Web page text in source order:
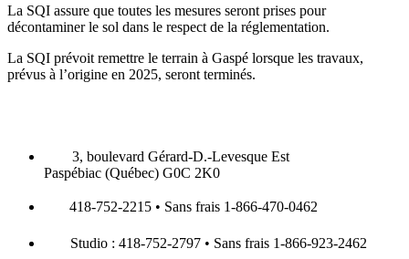
La SQI assure que toutes les mesures seront prises pour
décontaminer le sol dans le respect de la réglementation.
La SQI prévoit remettre le terrain à Gaspé lorsque les travaux,
prévus à l’origine en 2025, seront terminés.
3, boulevard Gérard-D.-Levesque Est
Paspébiac (Québec) G0C 2K0
418-752-2215 • Sans frais 1-866-470-0462
Studio : 418-752-2797 • Sans frais 1-866-923-2462